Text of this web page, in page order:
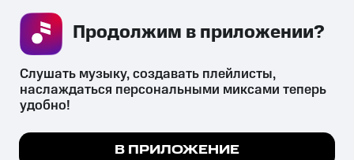
СКАЧАТЬ ПРИЛОЖЕНИЕ
психотропных веществ, их аналогов причиняет вред здоровью,
их незаконный оборот запрещён и влечёт установленную
Мы используем куки, чтобы на сайте все
Слушать музыку, создавать плейлисты,
наслаждаться персональными миксами теперь
удобно!
В ПРИЛОЖЕНИЕ